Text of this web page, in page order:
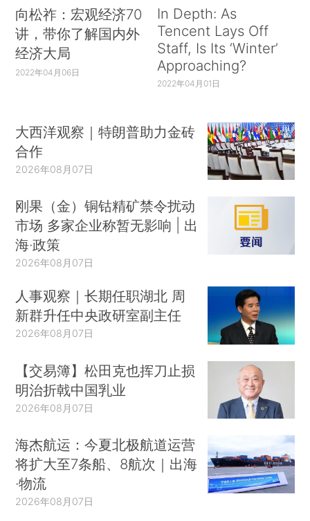
向松祚：宏观经济70
讲，带你了解国内外
经济大局
2022年04月06日
In Depth: As
Tencent Lays Off
Staff, Is Its ‘Winter’
Approaching?
2022年04月01日
大西洋观察｜特朗普助力金砖
合作
2026年08月07日
刚果（金）铜钴精矿禁令扰动
市场 多家企业称暂无影响 | 出
海·政策
2026年08月07日
人事观察｜长期任职湖北 周
新群升任中央政研室副主任
2026年08月07日
【交易簿】松田克也挥刀止损
明治折戟中国乳业
2026年08月07日
海杰航运：今夏北极航道运营
将扩大至7条船、8航次｜出海
·物流
2026年08月07日